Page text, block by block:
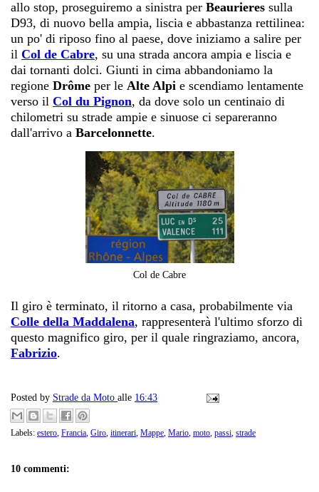
allo stop, proseguiremo a sinistra per Beaurieres sulla
D93, di nuovo bella ampia, liscia e abbastanza rettilinea:
un po' di riposo fino al paese, dove iniziamo a salire per
il Col de Cabre, su una strada ancora ampia e liscia e
dai tornanti dolci. Giunti in cima abbandoniamo la
regione Drôme per le Alte Alpi e scendiamo lentamente
verso il Col du Pignon, da dove solo un centinaio di
chilometri su strade ampie e sinuose ci separeranno
dall'arrivo a Barcelonnette.
Col de Cabre
Il giro è terminato, il ritorno a casa, probabilmente via
Colle della Maddalena, rappresenterà l'ultimo sforzo di
questo magnifico giro, per il quale ringraziamo, ancora,
Fabrizio.
Posted by Strade da Moto alle 16:43
Labels: estero Francia Giro itinerari Mappe Mario moto passi strade
10 commenti: